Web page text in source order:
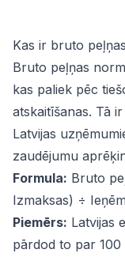
Kas ir bruto
Bruto peļņas
kas paliek pēc
atskaitīšanas. Tā
Latvijas
zaudējumu
Formula: Bruto
Izmaksas) ÷
Piemērs: Latvijas
pārdod to par